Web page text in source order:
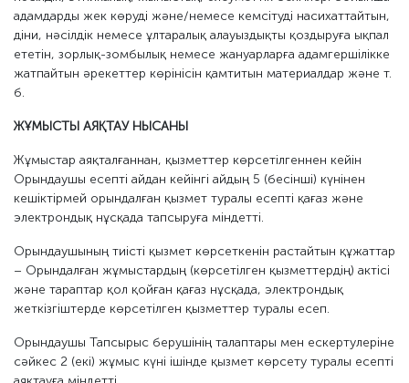
адамдарды жек көруді және/немесе кемсітуді насихаттайтын,
діни, нәсілдік немесе ұлтаралық алауыздықты қоздыруға ықпал
ететін, зорлық-зомбылық немесе жануарларға адамгершілікке
жатпайтын әрекеттер көрінісін қамтитын материалдар және т.
б.
ЖҰМЫСТЫ АЯҚТАУ НЫСАНЫ
Жұмыстар аяқталғаннан, қызметтер көрсетілгеннен кейін
Орындаушы есепті айдан кейінгі айдың 5 (бесінші) күнінен
кешіктірмей орындалған қызмет туралы есепті қағаз және
электрондық нұсқада тапсыруға міндетті.
Орындаушының тиісті қызмет көрсеткенін растайтын құжаттар
– Орындалған жұмыстардың (көрсетілген қызметтердің) актісі
және тараптар қол қойған қағаз нұсқада, электрондық
жеткізгіштерде көрсетілген қызметтер туралы есеп.
Орындаушы Тапсырыс берушінің талаптары мен ескертулеріне
сәйкес 2 (екі) жұмыс күні ішінде қызмет көрсету туралы есепті